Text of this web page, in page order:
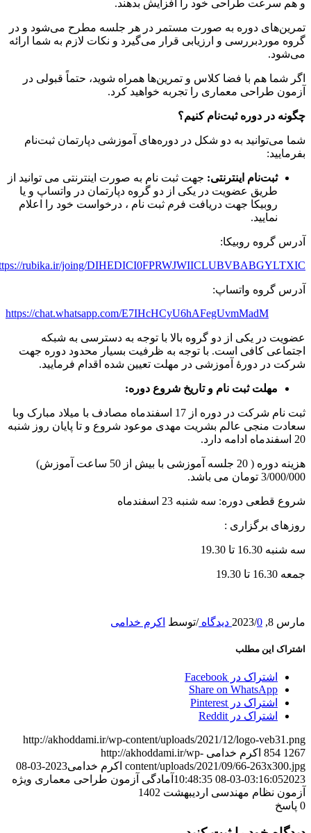
هم سرعت طراحی خود را افزایش بدهند.
دوره به‌ صورت مستمر در هر جلسه مطرح می‌شود و در
موردبررسی و ارزیابی قرار می‌گیرد و نکات لازم به شما ارائه
شما هم با فضا کلاس و تمرین‌ها همراه شوید، حتماً قبولی در
طراحی معماری را تجربه خواهید کرد.
در دوره ثبت‌نام کنیم؟
می‌توانید به دو شکل در دوره‌های آموزشی دپارتمان ثبت‌نام
ثبت‌نام اینترنتی: جهت ثبت نام به صورت اینترنتی می توانید از
طریق عضویت در یکی از دو گروه دپارتمان در واتساپ و یا
روبیکا جهت دریافت فرم ثبت نام ، درخواست خود را اعلام
نمایید.
گروه روبیکا:
https://rubika.ir/joing/
گروه واتساپ:
https://chat.whatsapp.com/E7IHcHCyU6hAFegUvmMadM
در یکی از دو گروه بالا با توجه به دسترسی به شبکه
کافی است. با توجه به ظرفیت بسیار محدود دوره جهت
در دورۀ آموزشی در مهلت تعیین شده اقدام فرمایید.
مهلت ثبت نام و تاریخ شروع دوره:
ثبت نام شرکت در دوره از 17 اسفندماه مصادف با میلاد مبارک وبا
منجی عالم بشریت مهدی موعود شروع و تا پایان روز شنبه
ادامه دارد.
هزینه دوره ( 20 جلسه آموزشی با بیش از 50 ساعت آموزش)
000/000 تومان می باشد.
قطعی دوره:سه شنبه 23 اسفندماه
برگزاری :
شنبه 16.30 تا 19.30
16.30 تا 19.30
8, 2023
/ 0 دیدگاه /توسطاکرم خدامی
این مطلب
اشتراک در Facebook
Share on WhatsApp
اشتراک در Pinterest
اشتراک در Reddit
http://akhoddami.ir/wp-content/uploads/2021/12/logo-
854 اکرم خدامی http://akhoddami.ir/wp-
content/uploads/2021/09/66- اکرم خدامی
2023-03-08
03:16:052023-03-08
آمادگی آزمون طراحی معماری ویژه
نظام مهندسی اردیبهشت 1402
پاسخ